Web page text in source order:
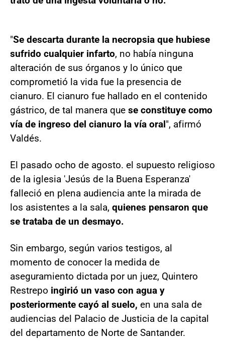
"Se descarta durante la necropsia que hubiese
sufrido cualquier infarto, no había ninguna
alteración de sus órganos y lo único que
comprometió la vida fue la presencia de
cianuro. El cianuro fue hallado en el contenido
gástrico, de tal manera que se constituye como
vía de ingreso del cianuro la vía oral", afirmó
Valdés.
El pasado ocho de agosto. el supuesto religioso
de la iglesia 'Jesús de la Buena Esperanza'
falleció en plena audiencia ante la mirada de
los asistentes a la sala, quienes pensaron que
se trataba de un desmayo.
Sin embargo, según varios testigos, al
momento de conocer la medida de
aseguramiento dictada por un juez, Quintero
Restrepo ingirió un vaso con agua y
posteriormente cayó al suelo, en una sala de
audiencias del Palacio de Justicia de la capital
del departamento de Norte de Santander.